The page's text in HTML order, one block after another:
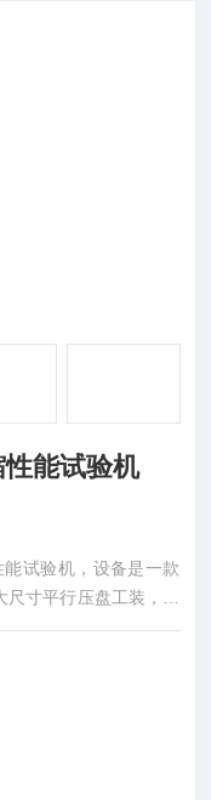
能试验机
试验机，设备是一款
寸平行压盘工装，为
高精度的测试条件，确